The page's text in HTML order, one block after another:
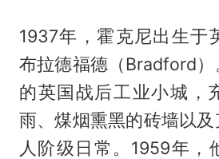
1937年，霍克尼出生于
布拉德福德（Bradford）
的英国战后工业小城，
雨、煤烟熏黑的砖墙以
人阶级日常。1959年，